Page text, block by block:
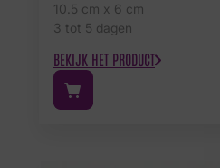
10.5 cm x 6 cm
3 tot 5 dagen
BEKIJK HET PRODUCT